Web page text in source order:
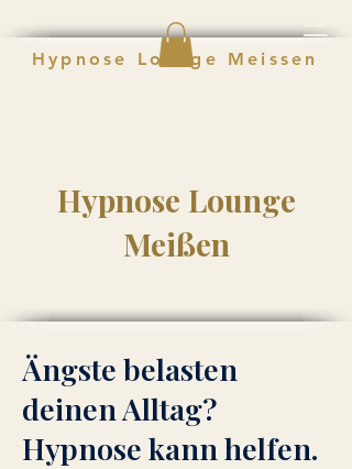
Hypnose Lounge Meissen
Hypnose Lounge
Meißen
Ängste belasten
deinen Alltag?
Hypnose kann helfen.